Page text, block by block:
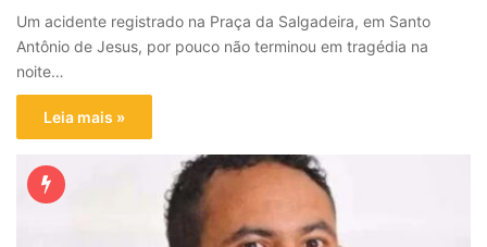
Um acidente registrado na Praça da Salgadeira, em Santo
Antônio de Jesus, por pouco não terminou em tragédia na
noite…
Leia mais »